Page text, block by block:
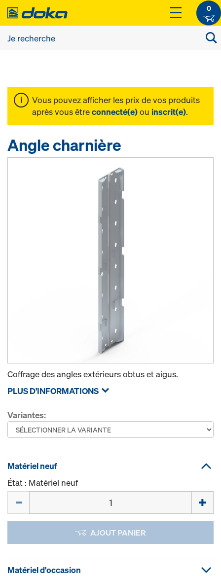
0
Vous pouvez afficher les prix de vos produits
après vous êtreconnecté(e)ou inscrit(e).
Angle charnière
Coffrage des angles extérieurs obtus et aigus.
PLUS D'INFORMATIONS
Variantes:
Matériel neuf
État : Matériel neuf
AJOUT PANIER
Matériel d'occasion